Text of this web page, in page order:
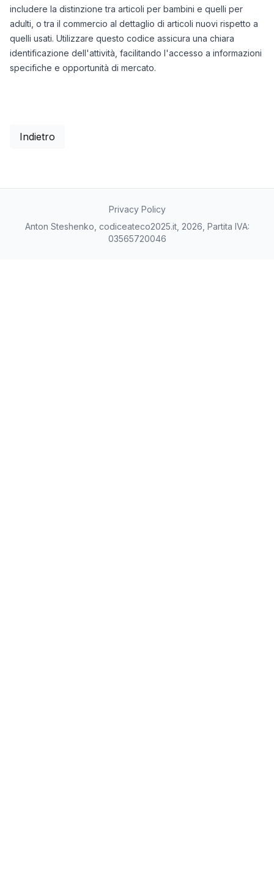
includere la distinzione tra articoli per bambini e quelli per
adulti, o tra il commercio al dettaglio di articoli nuovi rispetto a
quelli usati. Utilizzare questo codice assicura una chiara
identificazione dell'attività, facilitando l'accesso a informazioni
specifiche e opportunità di mercato.
Indietro
Privacy Policy
Anton Steshenko, codiceateco2025.it, 2026, Partita IVA:
03565720046